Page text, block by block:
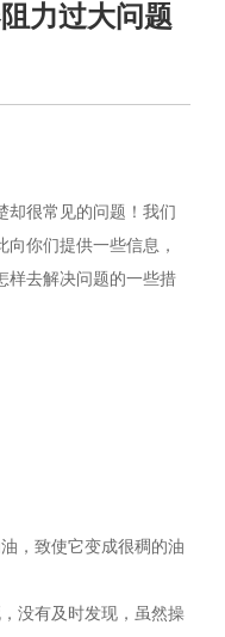
力过大问题
却很常见的问题！我们
你们提供一些信息，
样去解决问题的一些措
，致使它变成很稠的油
没有及时发现，虽然操